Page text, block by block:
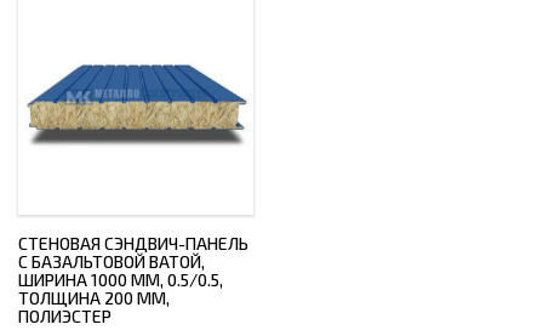
СТЕНОВАЯ СЭНДВИЧ-ПАНЕЛЬ
С БАЗАЛЬТОВОЙ ВАТОЙ,
ШИРИНА 1000 ММ, 0.5/0.5,
ТОЛЩИНА 200 ММ,
ПОЛИЭСТЕР